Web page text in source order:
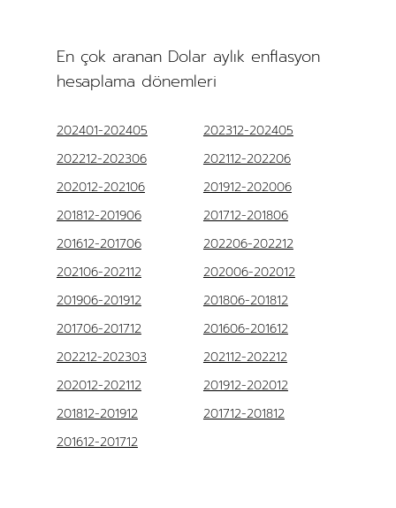
En çok aranan Dolar aylık enflasyon
hesaplama dönemleri
202401-202405
202312-202405
202212-202306
202112-202206
202012-202106
201912-202006
201812-201906
201712-201806
201612-201706
202206-202212
202106-202112
202006-202012
201906-201912
201806-201812
201706-201712
201606-201612
202212-202303
202112-202212
202012-202112
201912-202012
201812-201912
201712-201812
201612-201712